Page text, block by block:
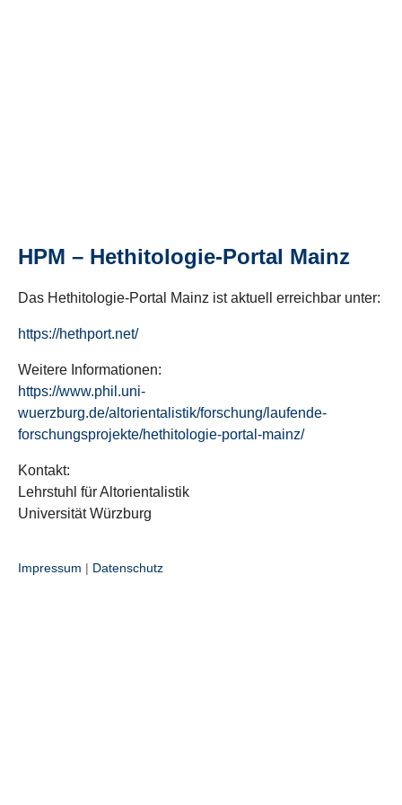
HPM – Hethitologie-Portal Mainz
Das Hethitologie-Portal Mainz ist aktuell erreichbar unter:
https://hethport.net/
Weitere Informationen:
https://www.phil.uni-
wuerzburg.de/altorientalistik/forschung/laufende-
forschungsprojekte/hethitologie-portal-mainz/
Kontakt:
Lehrstuhl für Altorientalistik
Universität Würzburg
Impressum | Datenschutz